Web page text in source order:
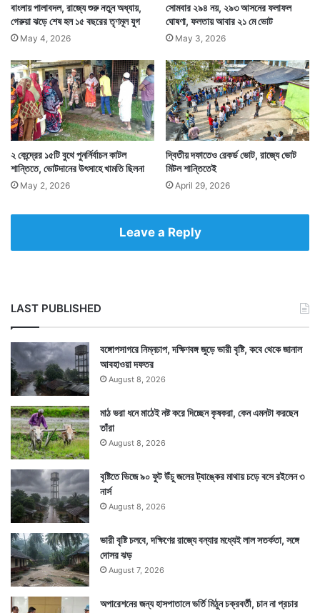
বাংলায় পালাবদল, রাজ্যে শুরু নতুন অধ্যায়,
গেরুয়া ঝড়ে শেষ হল ১৫ বছরের তৃণমূল যুগ
May 4, 2026
সোমবার ২৯৪ নয়, ২৯৩ আসনের ফলাফল
ঘোষণা, ফলতায় আবার ২১ মে ভোট
May 3, 2026
২ কেন্দ্রের ১৫টি বুথে পুনর্নির্বাচন কাটল
শান্তিতে, ভোটদানের উৎসাহে খামতি ছিলনা
May 2, 2026
দ্বিতীয় দফাতেও রেকর্ড ভোট, রাজ্যে ভোট
মিটল শান্তিতেই
April 29, 2026
Leave a Reply
LAST PUBLISHED
বঙ্গোপসাগরে নিম্নচাপ, দক্ষিণবঙ্গ জুড়ে ভারী বৃষ্টি, কবে থেকে জানাল
আবহাওয়া দফতর
August 8, 2026
মাঠ ভরা ধনে মাঠেই নষ্ট করে দিচ্ছেন কৃষকরা, কেন এমনটা করছেন
তাঁরা
August 8, 2026
বৃষ্টিতে ভিজে ৯০ ফুট উঁচু জলের ট্যাঙ্কের মাথায় চড়ে বসে রইলেন ৩
নার্স
August 8, 2026
ভারী বৃষ্টি চলবে, দক্ষিণের রাজ্যে বন্যার মধ্যেই লাল সতর্কতা, সঙ্গে
দোসর ঝড়
August 7, 2026
অপারেশনের জন্য হাসপাতালে ভর্তি মিঠুন চক্রবর্তী, চান না প্রচার